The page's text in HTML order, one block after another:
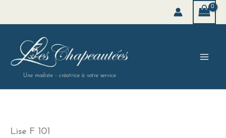
contenu
Une modiste - créatrice à votre service
Lise F 101